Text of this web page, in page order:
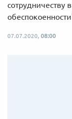
сотрудничеству
07.07.2020, 08:00